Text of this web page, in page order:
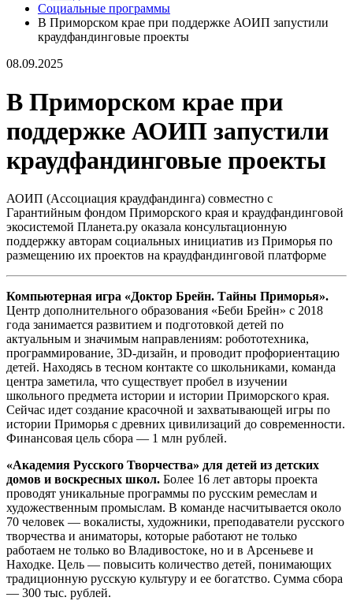
Социальные программы
В Приморском крае при поддержке АОИП запустили
краудфандинговые проекты
08.09.2025
В Приморском крае при
поддержке АОИП запустили
краудфандинговые проекты
АОИП (Ассоциация краудфандинга) совместно с
Гарантийным фондом Приморского края и краудфандинговой
экосистемой Планета.ру оказала консультационную
поддержку авторам социальных инициатив из Приморья по
размещению их проектов на краудфандинговой платформе
Компьютерная игра «Доктор Брейн. Тайны Приморья».
Центр дополнительного образования «Беби Брейн» с 2018
года занимается развитием и подготовкой детей по
актуальным и значимым направлениям: робототехника,
программирование, 3D-дизайн, и проводит профориентацию
детей. Находясь в тесном контакте со школьниками, команда
центра заметила, что существует пробел в изучении
школьного предмета истории и истории Приморского края.
Сейчас идет создание красочной и захватывающей игры по
истории Приморья с древних цивилизаций до современности.
Финансовая цель сбора — 1 млн рублей.
«Академия Русского Творчества» для детей из детских
домов и воскресных школ. Более 16 лет авторы проекта
проводят уникальные программы по русским ремеслам и
художественным промыслам. В команде насчитывается около
70 человек — вокалисты, художники, преподаватели русского
творчества и аниматоры, которые работают не только
работаем не только во Владивостоке, но и в Арсеньеве и
Находке. Цель — повысить количество детей, понимающих
традиционную русскую культуру и ее богатство. Сумма сбора
— 300 тыс. рублей.